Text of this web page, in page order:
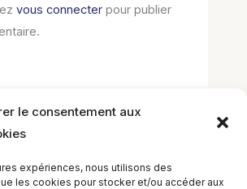
le consentement aux
expériences, nous utilisons des
les cookies pour stocker et/ou accéder aux
vous connecter pour publier